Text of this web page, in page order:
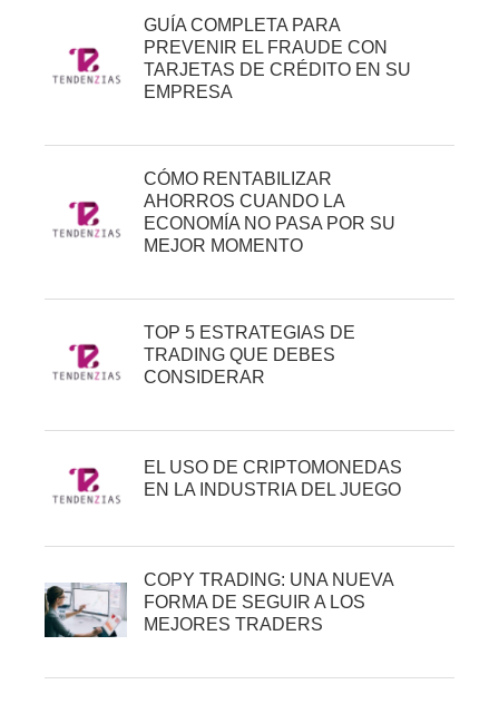
GUÍA COMPLETA PARA
PREVENIR EL FRAUDE CON
TARJETAS DE CRÉDITO EN SU
EMPRESA
CÓMO RENTABILIZAR
AHORROS CUANDO LA
ECONOMÍA NO PASA POR SU
MEJOR MOMENTO
TOP 5 ESTRATEGIAS DE
TRADING QUE DEBES
CONSIDERAR
EL USO DE CRIPTOMONEDAS
EN LA INDUSTRIA DEL JUEGO
COPY TRADING: UNA NUEVA
FORMA DE SEGUIR A LOS
MEJORES TRADERS